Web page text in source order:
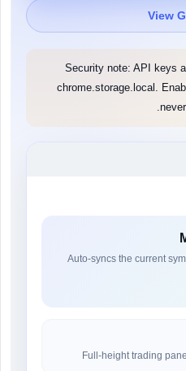
View
Security note: API keys
chrome.storage.local.
Auto-syncs the current
Full-height trading